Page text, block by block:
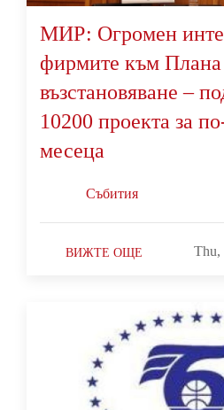
МИР: Огромен
фирмите към Плана
възстановяване –
10200 проекта за
месеца
Събития
ВИЖТЕ ОЩЕ Thu,